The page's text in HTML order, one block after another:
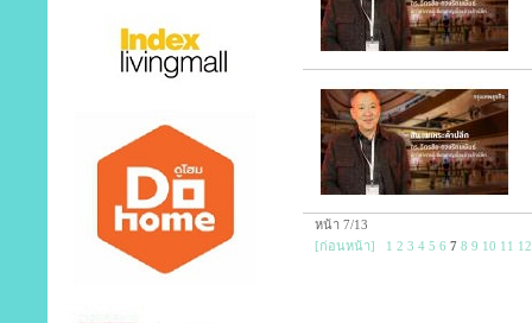
หน้า 7/13
[ก่อนหน้า]
1 2 3 4 5 6 7 8 9 10 11 12